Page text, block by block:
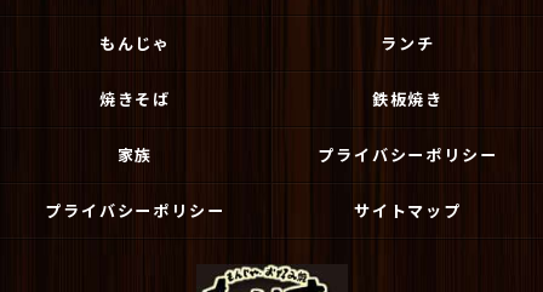
もんじゃ ランチ
焼きそば 鉄板焼き
家族 プライバシーポリシー
プライバシーポリシー サイトマップ